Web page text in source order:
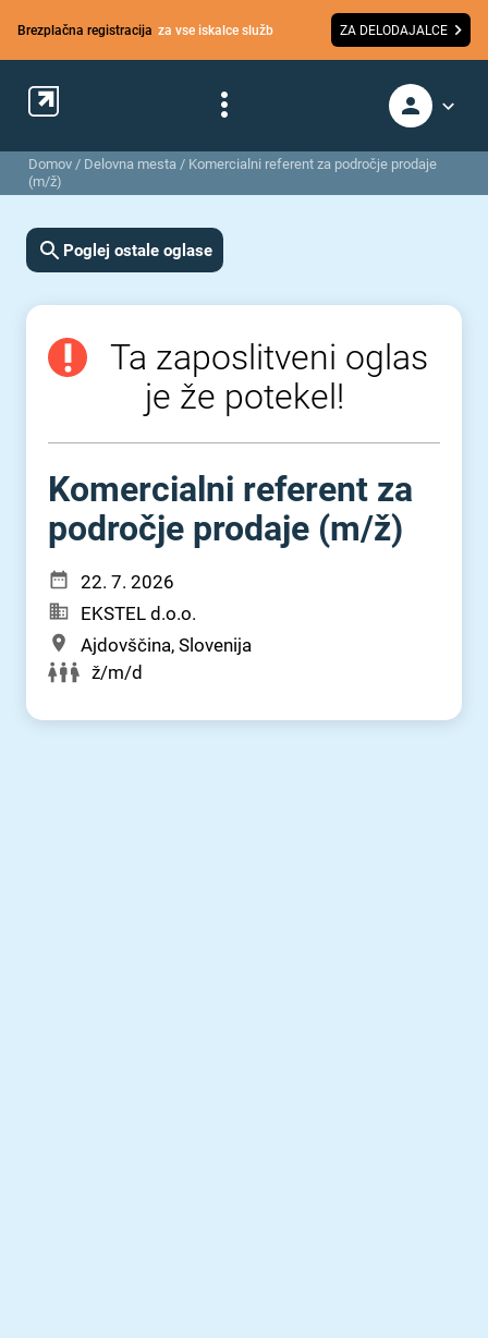
Brezplačna registracija za vse iskalce služb ZA DELODAJALCE
Domov / Delovna mesta / Komercialni referent za področje prodaje
(m/ž)
Poglej ostale oglase
Ta zaposlitveni oglas
je že potekel!
Komercialni referent za
področje prodaje (m⁠/⁠ž)
22. 7. 2026
EKSTEL d.o.o.
Ajdovščina, Slovenija
ž/m/d